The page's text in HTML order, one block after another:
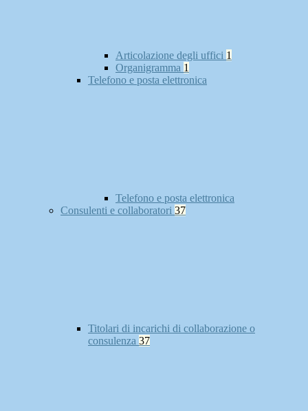
Articolazione degli uffici 1
Organigramma 1
Telefono e posta elettronica
Telefono e posta elettronica
Consulenti e collaboratori 37
Titolari di incarichi di collaborazione o
consulenza 37